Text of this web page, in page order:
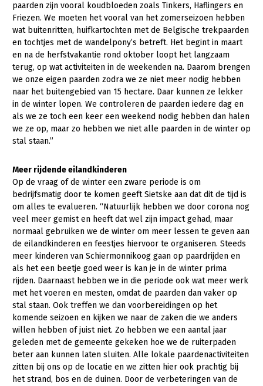
paarden zijn vooral koudbloeden zoals Tinkers, Haflingers en
Friezen. We moeten het vooral van het zomerseizoen hebben
wat buitenritten, huifkartochten met de Belgische trekpaarden
en tochtjes met de wandelpony’s betreft. Het begint in maart
en na de herfstvakantie rond oktober loopt het langzaam
terug, op wat activiteiten in de weekenden na. Daarom brengen
we onze eigen paarden zodra we ze niet meer nodig hebben
naar het buitengebied van 15 hectare. Daar kunnen ze lekker
in de winter lopen. We controleren de paarden iedere dag en
als we ze toch een keer een weekend nodig hebben dan halen
we ze op, maar zo hebben we niet alle paarden in de winter op
stal staan.”
Meer rijdende eilandkinderen
Op de vraag of de winter een zware periode is om
bedrijfsmatig door te komen geeft Sietske aan dat dit de tijd is
om alles te evalueren. “Natuurlijk hebben we door corona nog
veel meer gemist en heeft dat wel zijn impact gehad, maar
normaal gebruiken we de winter om meer lessen te geven aan
de eilandkinderen en feestjes hiervoor te organiseren. Steeds
meer kinderen van Schiermonnikoog gaan op paardrijden en
als het een beetje goed weer is kan je in de winter prima
rijden. Daarnaast hebben we in die periode ook wat meer werk
met het voeren en mesten, omdat de paarden dan vaker op
stal staan. Ook treffen we dan voorbereidingen op het
komende seizoen en kijken we naar de zaken die we anders
willen hebben of juist niet. Zo hebben we een aantal jaar
geleden met de gemeente gekeken hoe we de ruiterpaden
beter aan kunnen laten sluiten. Alle lokale paardenactiviteiten
zitten bij ons op de locatie en we zitten hier ook prachtig bij
het strand, bos en de duinen. Door de verbeteringen van de